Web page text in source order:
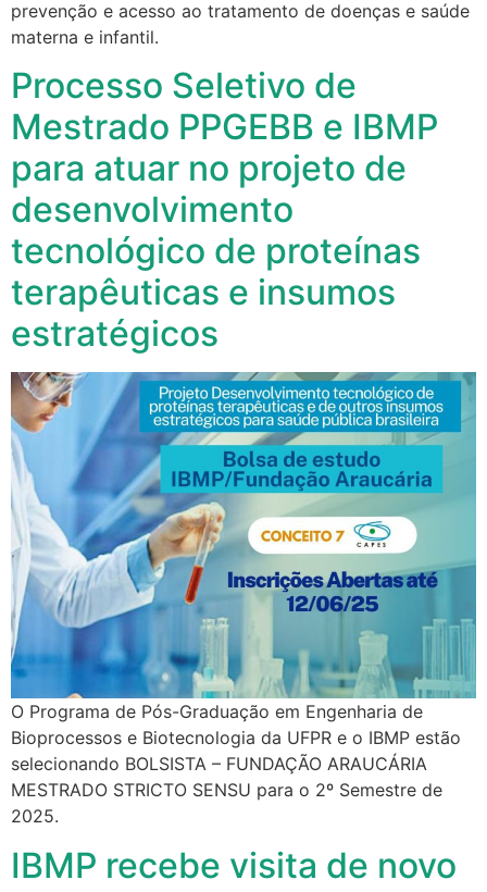
prevenção e acesso ao tratamento de doenças e saúde
materna e infantil.
Processo Seletivo de
Mestrado PPGEBB e IBMP
para atuar no projeto de
desenvolvimento
tecnológico de proteínas
terapêuticas e insumos
estratégicos
O Programa de Pós-Graduação em Engenharia de
Bioprocessos e Biotecnologia da UFPR e o IBMP estão
selecionando BOLSISTA – FUNDAÇÃO ARAUCÁRIA
MESTRADO STRICTO SENSU para o 2º Semestre de
2025.
IBMP recebe visita de novo